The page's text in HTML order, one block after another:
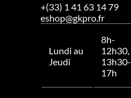
+(33) 1 41 63 14 79
eshop@gkpro.fr
Lundi au
Jeudi
8h-
12h30,
13h30-
17h